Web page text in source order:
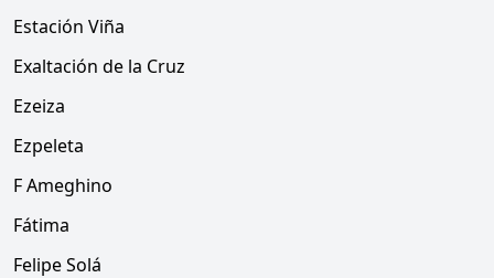
Estación Viña
Exaltación de la Cruz
Ezeiza
Ezpeleta
F Ameghino
Fátima
Felipe Solá